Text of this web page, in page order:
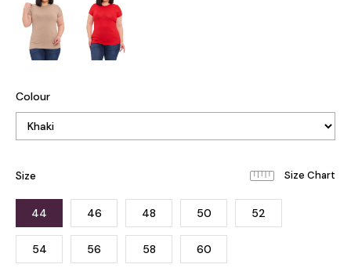
Colour
Size
44 46 48 50 52
54 56 58 60